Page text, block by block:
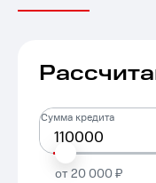
Сумма кредита
от 20 000 ₽